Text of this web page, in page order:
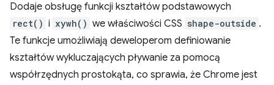
Dodaje obsługę funkcji kształtów podstawowych
rect() i xywh() we właściwości CSS shape-outside .
Te funkcje umożliwiają deweloperom definiowanie
kształtów wykluczających pływanie za pomocą
współrzędnych prostokąta, co sprawia, że Chrome jest